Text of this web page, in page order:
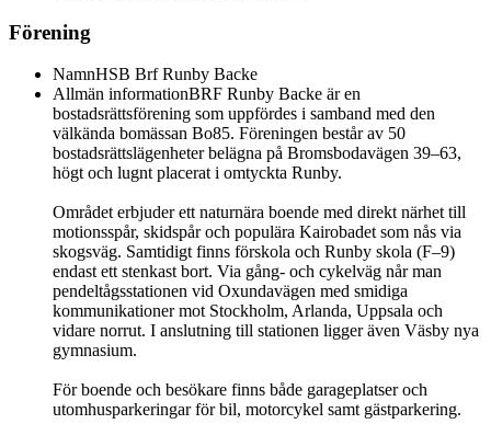
Förening
NamnHSB Brf Runby Backe
Allmän informationBRF Runby Backe är en
bostadsrättsförening som uppfördes i samband med den
välkända bomässan Bo85. Föreningen består av 50
bostadsrättslägenheter belägna på Bromsbodavägen 39–63,
högt och lugnt placerat i omtyckta Runby.
Området erbjuder ett naturnära boende med direkt närhet till
motionsspår, skidspår och populära Kairobadet som nås via
skogsväg. Samtidigt finns förskola och Runby skola (F–9)
endast ett stenkast bort. Via gång- och cykelväg når man
pendeltågsstationen vid Oxundavägen med smidiga
kommunikationer mot Stockholm, Arlanda, Uppsala och
vidare norrut. I anslutning till stationen ligger även Väsby nya
gymnasium.
För boende och besökare finns både garageplatser och
utomhusparkeringar för bil, motorcykel samt gästparkering.